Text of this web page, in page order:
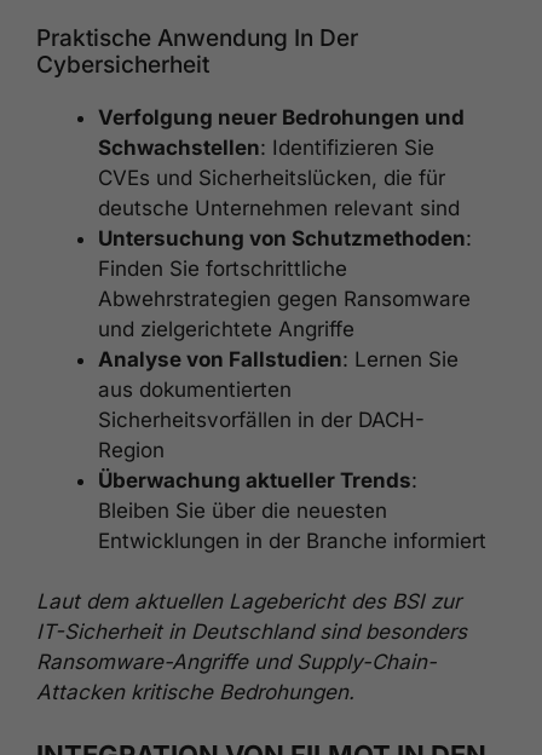
Praktische Anwendung In Der
Cybersicherheit
Verfolgung neuer Bedrohungen und
Schwachstellen: Identifizieren Sie
CVEs und Sicherheitslücken, die für
deutsche Unternehmen relevant sind
Untersuchung von Schutzmethoden:
Finden Sie fortschrittliche
Abwehrstrategien gegen Ransomware
und zielgerichtete Angriffe
Analyse von Fallstudien: Lernen Sie
aus dokumentierten
Sicherheitsvorfällen in der DACH-
Region
Überwachung aktueller Trends:
Bleiben Sie über die neuesten
Entwicklungen in der Branche informiert
Laut dem aktuellen Lagebericht des BSI zur
IT-Sicherheit in Deutschland sind besonders
Ransomware-Angriffe und Supply-Chain-
Attacken kritische Bedrohungen.